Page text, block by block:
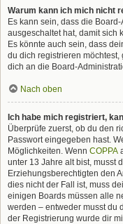
Warum kann ich mich nicht
Es kann sein, dass die
ausgeschaltet hat, damit sich
Es könnte auch sein, dass
du dich registrieren
dich an die Board-
Nach oben
Ich habe mich registriert,
Überprüfe zuerst, ob du den
Passwort eingegeben hast.
Möglichkeiten. Wenn COPPA
unter 13 Jahre alt bist, musst
Erziehungsberechtigten den
dies nicht der Fall ist, muss
einigen Boards müssen alle
werden – entweder musst du
der Registrierung wurde dir